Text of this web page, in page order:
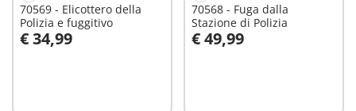
70569 - Elicottero della
Polizia e fuggitivo
€ 34,99
Aggiungi al carrello
70568 - Fuga dalla
Stazione di Polizia
€ 49,99
Aggiungi al carrello